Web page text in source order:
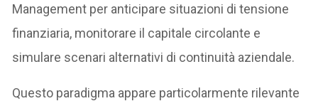
Management per anticipare situazioni di tensione
finanziaria, monitorare il capitale circolante e
simulare scenari alternativi di continuità aziendale.
Questo paradigma appare particolarmente rilevante